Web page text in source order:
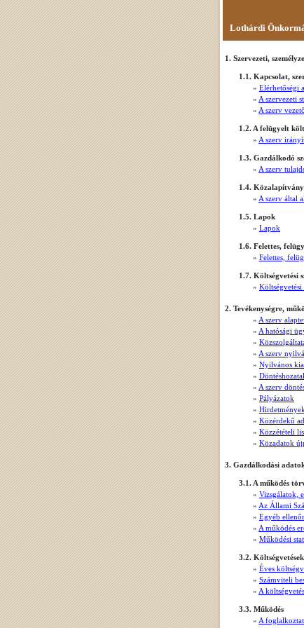
Lothárdi
1. Szervezeti,
1.1. Kapcsolat,
» Elérhetőségi
» A szervezeti
» A szerv
1.2. A felügyelt
» A szerv
1.3. Gazdálkodó
» A szerv
1.4.
» A szerv által
1.5. Lapok
» Lapok
1.6. Felettes,
» Felettes,
1.7. Költségvetési
» Költségvetési
2. Tevékenységre,
» A szerv
» A hatósági
»
» A szerv
» Nyilvános
»
» A szerv
» Pályázatok
» Hirdetmények
» Közérdekű
» Közzétételi
» Közadatok
3. Gazdálkodási
3.1. A működés
» Vizsgálatok,
» Az Állami
» Egyéb
» A működés
» Működési
3.2.
» Éves
» Számviteli
» A
3.3. Működés
» A